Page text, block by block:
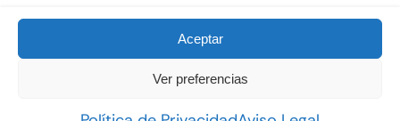
Aceptar
Ver preferencias
Diseñada Por La Esquina Creativa
Todos Los Derechos Reservados